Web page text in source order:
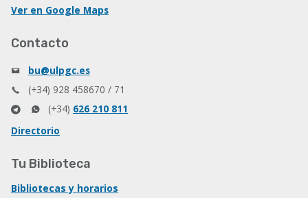
Ver en Google Maps
Contacto
bu@ulpgc.es
(+34) 928 458670 / 71
(+34) 626 210 811
Directorio
Tu Biblioteca
Bibliotecas y horarios